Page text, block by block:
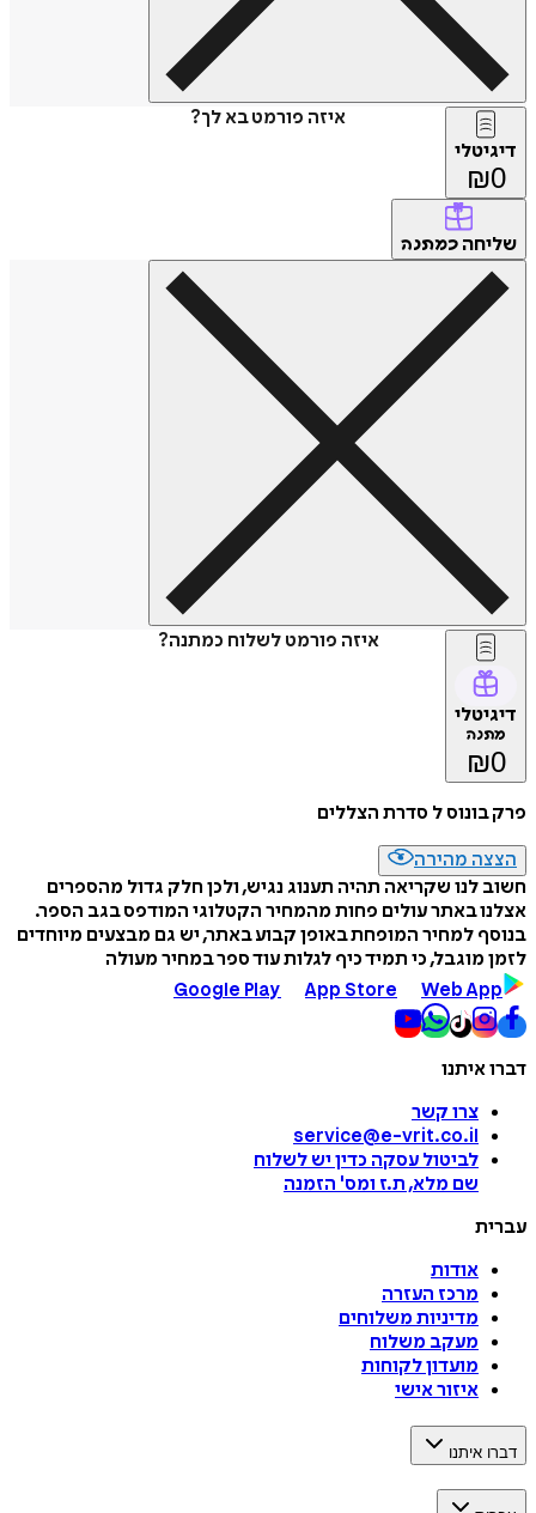
איזה פורמט בא לך?
כמתנה
איזה פורמט לשלוח כמתנה?
ל סדרת הצללים
מהירה
לנו שקריאה תהיה תענוג נגיש, ולכן חלק גדול מהספרים
באתר עולים פחות מהמחיר הקטלוגי המודפס בגב הספר.
למחיר המופחת באופן קבוע באתר, יש גם מבצעים מיוחדים
מוגבל, כי תמיד כיף לגלות עוד ספר במחיר מעולה
Google Play
App Store Web
צרו קשר
service@e-vrit.co.il
לביטול עסקה כדין יש לשלוח
שם מלא, ת.ז ומס'הזמנה
אודות
מרכז העזרה
מדיניות משלוחים
מעקב משלוח
מועדון לקוחות
איזור אישי
איתנו